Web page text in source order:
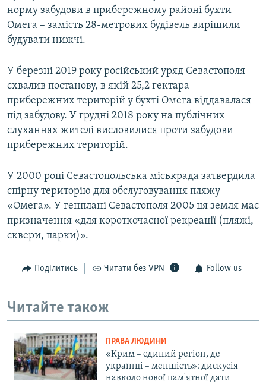
норму забудови в прибережному районі бухти
Омега – замість 28-метрових будівель вирішили
будувати нижчі.
У березні 2019 року російський уряд Севастополя
схвалив постанову, в якій 25,2 гектара
прибережних територій у бухті Омега віддавалася
під забудову. У грудні 2018 року на публічних
слуханнях жителі висловилися проти забудови
прибережних територій.
У 2000 році Севастопольська міськрада затвердила
спірну територію для обслуговування пляжу
«Омега». У генплані Севастополя 2005 ця земля має
призначення «для короткочасної рекреації (пляжі,
сквери, парки)».
Поділитись Читати без VPN Follow us
Читайте також
ПРАВА ЛЮДИНИ
«Крим – єдиний регіон, де
українці – меншість»: дискусія
навколо нової пам'ятної дати